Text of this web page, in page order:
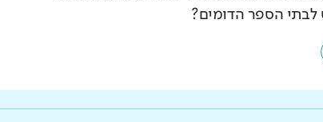
לבתי הספר הדומים?